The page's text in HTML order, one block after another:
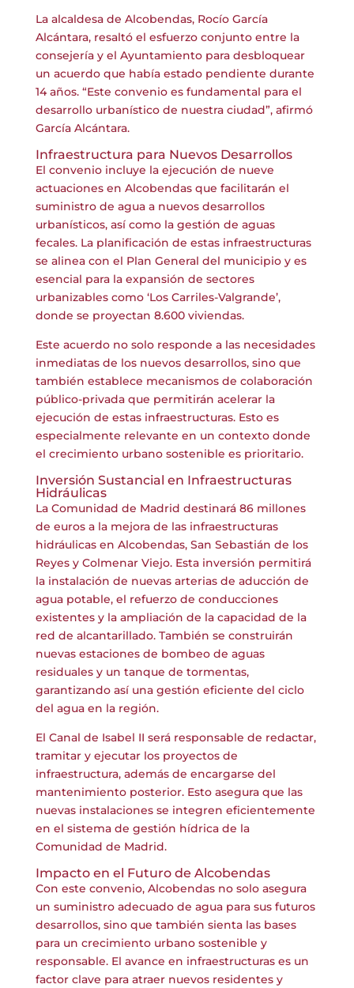
La alcaldesa de Alcobendas, Rocío García
Alcántara, resaltó el esfuerzo conjunto entre la
consejería y el Ayuntamiento para desbloquear
un acuerdo que había estado pendiente durante
14 años. “Este convenio es fundamental para el
desarrollo urbanístico de nuestra ciudad”, afirmó
García Alcántara.
Infraestructura para Nuevos Desarrollos
El convenio incluye la ejecución de nueve
actuaciones en Alcobendas que facilitarán el
suministro de agua a nuevos desarrollos
urbanísticos, así como la gestión de aguas
fecales. La planificación de estas infraestructuras
se alinea con el Plan General del municipio y es
esencial para la expansión de sectores
urbanizables como ‘Los Carriles-Valgrande’,
donde se proyectan 8.600 viviendas.
Este acuerdo no solo responde a las necesidades
inmediatas de los nuevos desarrollos, sino que
también establece mecanismos de colaboración
público-privada que permitirán acelerar la
ejecución de estas infraestructuras. Esto es
especialmente relevante en un contexto donde
el crecimiento urbano sostenible es prioritario.
Inversión Sustancial en Infraestructuras
Hidráulicas
La Comunidad de Madrid destinará 86 millones
de euros a la mejora de las infraestructuras
hidráulicas en Alcobendas, San Sebastián de los
Reyes y Colmenar Viejo. Esta inversión permitirá
la instalación de nuevas arterias de aducción de
agua potable, el refuerzo de conducciones
existentes y la ampliación de la capacidad de la
red de alcantarillado. También se construirán
nuevas estaciones de bombeo de aguas
residuales y un tanque de tormentas,
garantizando así una gestión eficiente del ciclo
del agua en la región.
El Canal de Isabel II será responsable de redactar,
tramitar y ejecutar los proyectos de
infraestructura, además de encargarse del
mantenimiento posterior. Esto asegura que las
nuevas instalaciones se integren eficientemente
en el sistema de gestión hídrica de la
Comunidad de Madrid.
Impacto en el Futuro de Alcobendas
Con este convenio, Alcobendas no solo asegura
un suministro adecuado de agua para sus futuros
desarrollos, sino que también sienta las bases
para un crecimiento urbano sostenible y
responsable. El avance en infraestructuras es un
factor clave para atraer nuevos residentes y